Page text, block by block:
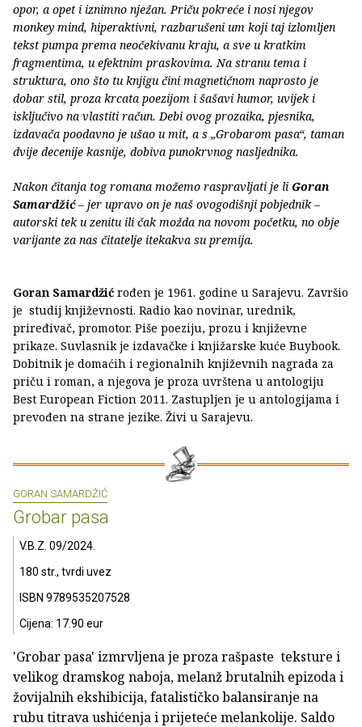
opor, a opet i iznimno nježan. Priču pokreće i nosi njegov
monkey mind, hiperaktivni, razbarušeni um koji taj izlomljen
tekst pumpa prema neočekivanu kraju, a sve u kratkim
fragmentima, u efektnim praskovima. Na stranu tema i
struktura, ono što tu knjigu čini magnetičnom naprosto je
dobar stil, proza krcata poezijom i šašavi humor, uvijek i
isključivo na vlastiti račun. Debi ovog prozaika, pjesnika,
izdavača poodavno je ušao u mit, a s „Grobarom pasa“, taman
dvije decenije kasnije, dobiva punokrvnog nasljednika.
Nakon čitanja tog romana možemo raspravljati je li Goran
Samardžić– jer upravo on je naš ovogodišnji pobjednik –
autorski tek u zenitu ili čak možda na novom početku, no obje
varijante za nas čitatelje itekakva su premija.
Goran Samardžić rođen je 1961. godine u Sarajevu. Završio
je studij književnosti. Radio kao novinar, urednik,
priređivač, promotor. Piše poeziju, prozu i književne
prikaze. Suvlasnik je izdavačke i knjižarske kuće Buybook.
Dobitnik je domaćih i regionalnih književnih nagrada za
priču i roman, a njegova je proza uvrštena u antologiju
Best European Fiction 2011. Zastupljen je u antologijama i
prevođen na strane jezike. Živi u Sarajevu.
GORAN SAMARDŽIĆ
Grobar pasa
V.B.Z. 09/2024.
180 str., tvrdi uvez
ISBN 9789535207528
Cijena: 17.90 eur
'Grobar pasa' izmrvljena je proza rašpaste teksture i
velikog dramskog naboja, melanž brutalnih epizoda i
žovijalnih ekshibicija, fatalističko balansiranje na
rubu titrava ushićenja i prijeteće melankolije. Saldo